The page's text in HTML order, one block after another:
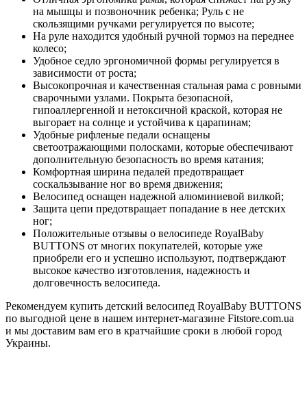
на мышцы и позвоночник ребенка; Руль с не
скользящими ручками регулируется по высоте;
На руле находится удобный ручной тормоз на переднее
колесо;
Удобное седло эргономичной формы регулируется в
зависимости от роста;
Высокопрочная и качественная стальная рама с ровными
сварочными узлами. Покрыта безопасной,
гипоаллергенной и нетоксичной краской, которая не
выгорает на солнце и устойчива к царапинам;
Удобные рифленые педали оснащены
светоотражающими полосками, которые обеспечивают
дополнительную безопасность во время катания;
Комфортная ширина педалей предотвращает
соскальзывание ног во время движения;
Велосипед оснащен надежной алюминиевой вилкой;
Защита цепи предотвращает попадание в нее детских
ног;
Положительные отзывы о велосипеде RoyalBaby
BUTTONS от многих покупателей, которые уже
приобрели его и успешно используют, подтверждают
высокое качество изготовления, надежность и
долговечность велосипеда.
Рекомендуем купить детский велосипед RoyalBaby BUTTONS
по выгодной цене в нашем интернет-магазине Fitstore.com.ua
и мы доставим вам его в кратчайшие сроки в любой город
Украины.